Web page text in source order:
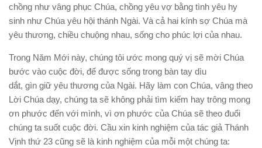
chồng như vâng phục Chúa, chồng yêu vợ bằng tình yêu hy
sinh như Chúa yêu hội thánh Ngài. Và cả hai kính sợ Chúa mà
yêu thương, chiều chuộng nhau, sống cho phúc lợi của nhau.
Trong Năm Mới này, chúng tôi ước mong quý vị sẽ mời Chúa
bước vào cuộc đời, để được sống trong bàn tay dìu
dắt, gìn giữ yêu thương của Ngài. Hãy làm con Chúa, vâng theo
Lời Chúa dạy, chúng ta sẽ không phải tìm kiếm hay trông mong
ơn phước đến với mình, vì ơn phước của Chúa sẽ theo đuổi
chúng ta suốt cuộc đời. Cầu xin kinh nghiệm của tác giả Thánh
Vịnh thứ 23 cũng sẽ là kinh nghiệm của mỗi một chúng ta: